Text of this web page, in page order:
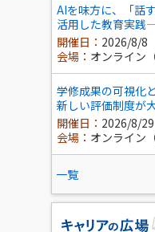
AIを味方に、「話
活用した教育実践
開催日： 2026/8/8
会場： オンライン
学修成果の可視化
新しい評価制度が
開催日： 2026/8/29
会場： オンライン
一覧